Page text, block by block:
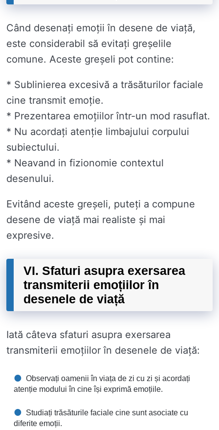
Când desenați emoții în desene de viață,
este considerabil să evitați greșelile
comune. Aceste greșeli pot contine:
* Sublinierea excesivă a trăsăturilor faciale
cine transmit emoție.
* Prezentarea emoțiilor într-un mod rasuflat.
* Nu acordați atenție limbajului corpului
subiectului.
* Neavand in fizionomie contextul
desenului.
Evitând aceste greșeli, puteți a compune
desene de viață mai realiste și mai
expresive.
VI. Sfaturi asupra exersarea
transmiterii emoțiilor în
desenele de viață
Iată câteva sfaturi asupra exersarea
transmiterii emoțiilor în desenele de viață:
Observați oamenii în viața de zi cu zi și acordați
atenție modului în cine își exprimă emoțiile.
Studiați trăsăturile faciale cine sunt asociate cu
diferite emoții.